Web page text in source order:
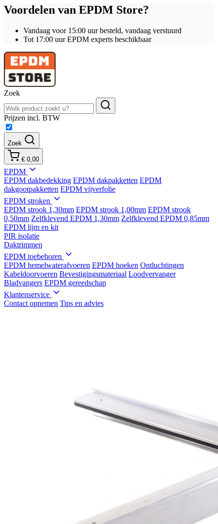
Voordelen van EPDM Store?
Vandaag voor 15:00 uur besteld, vandaag verstuurd
Tot 17:00 uur EPDM experts beschikbaar
Zoek
Prijzen incl. BTW
Zoek
€ 0,00
EPDM
EPDM dakbedekking EPDM dakpakketten EPDM
dakgootpakketten EPDM vijverfolie
EPDM stroken
EPDM strook 1,30mm EPDM strook 1,00mm EPDM strook
0,50mm Zelfklevend EPDM 1,30mm Zelfklevend EPDM 0,85mm
EPDM lijm en kit
PIR isolatie
Daktrimmen
EPDM toebehoren
EPDM hemelwaterafvoeren EPDM hoeken Ontluchtingen
Kabeldoorvoeren Bevestigingsmateriaal Loodvervanger
Bladvangers EPDM gereedschap
Klantenservice
Contact opnemen Tips en advies